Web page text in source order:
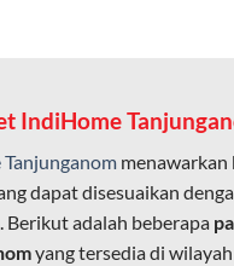
banyak perangkat
ini, IndiHome
lebih baik bagi
hiburan di rumah.
IndiHome
menawarkan
dapat disesuaikan
Berikut adalah beberapa
yang tersedia di